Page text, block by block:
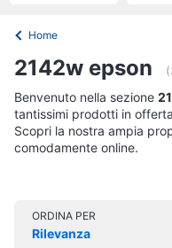
Tv
e
Home
Cinema
home
Home
2142w epson
Benvenuto nella sezione
tantissimi prodotti in
Scopri la nostra ampia
comodamente online.
ORDINA PER
Rilevanza